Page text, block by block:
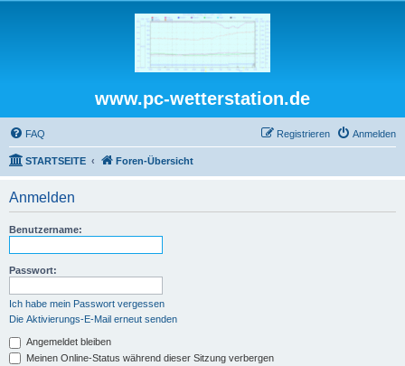
www.pc-wetterstation.de
FAQ Anmelden
Registrieren
STARTSEITE Foren-Übersicht
Anmelden
Benutzername:
Passwort:
Ich habe mein Passwort vergessen
Die Aktivierungs-E-Mail erneut senden
Angemeldet bleiben
Meinen Online-Status während dieser Sitzung verbergen